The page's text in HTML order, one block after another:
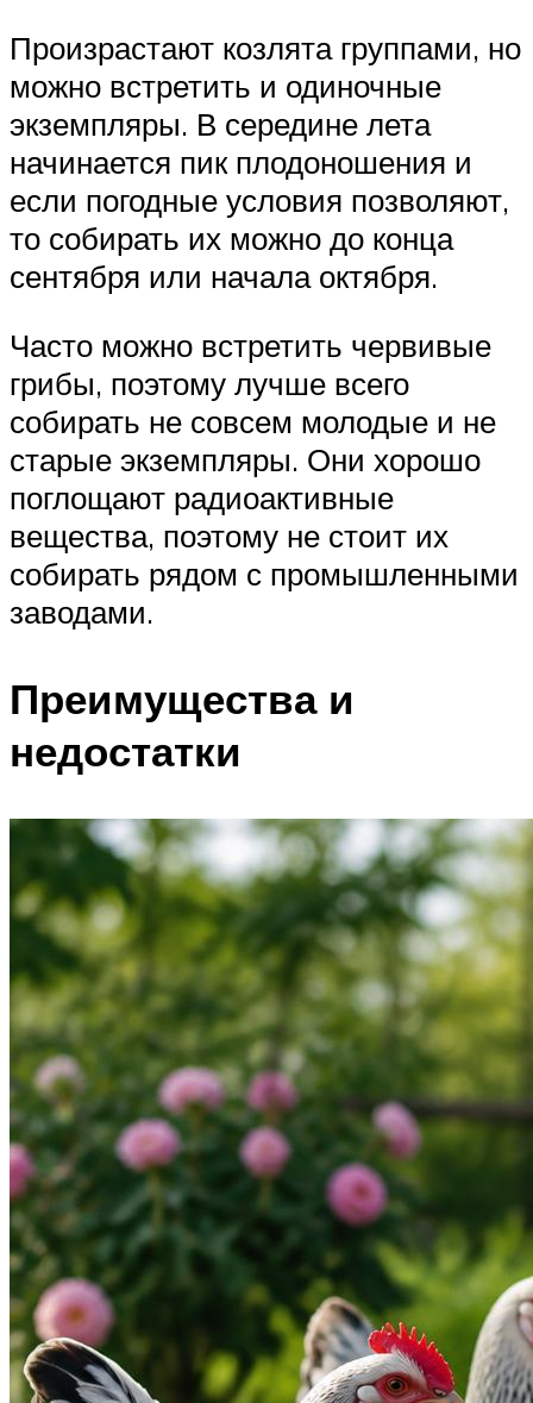
Произрастают козлята группами, но
можно встретить и одиночные
экземпляры. В середине лета
начинается пик плодоношения и
если погодные условия позволяют,
то собирать их можно до конца
сентября или начала октября.
Часто можно встретить червивые
грибы, поэтому лучше всего
собирать не совсем молодые и не
старые экземпляры. Они хорошо
поглощают радиоактивные
вещества, поэтому не стоит их
собирать рядом с промышленными
заводами.
Преимущества и
недостатки